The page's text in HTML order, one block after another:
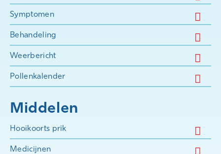
Symptomen
Behandeling
Weerbericht
Pollenkalender
Middelen
Hooikoorts prik
Medicijnen